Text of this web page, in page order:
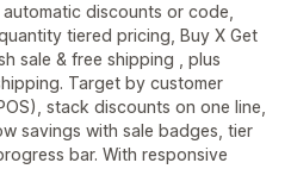
discounts or code,
tiered pricing, Buy X Get
sale & free shipping , plus
Target by customer
stack discounts on one line,
savings with sale badges, tier
bar. With responsive